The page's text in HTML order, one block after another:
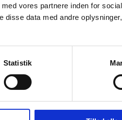
vores partnere inden for
disse data med andre
Statistik
denne
er